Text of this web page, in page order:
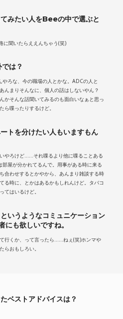
みたい人をBeeの中で選ぶと
聞いたらええんちゃう(笑)
は？
やろな、今の職場の人とかな。ADCの人と
んまりそんなに、個人の話はしないやん？
かそんな話聞いてみるのも面白いなぁと思っ
ら喋ったりするけど。
トを分けたい人もいますもん
やろけど……それ喋るより他に喋ることある
部屋が分かれてるんで。用事がある時に来る
合わせするとかやから、あんまり雑談する時
る時に、とかはあるかもしれんけど。タバコ
てはいるけど。
いうようなコミュニケーション
にも欲しいですね。
行くか、って言ったら……ねぇ(笑)ホンマや
らおもしろい。
ベストアドバイスは？